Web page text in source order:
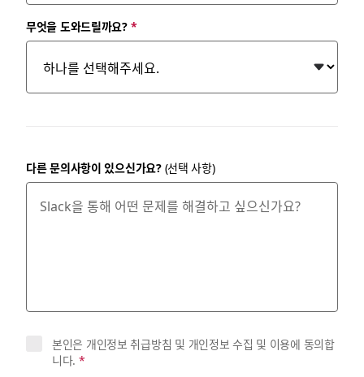
무엇을 도와드릴까요?*
다른 문의사항이 있으신가요?(선택 사항)
본인은 개인정보 취급방침 및 개인정보 수집 및 이용에 동의합
니다. *